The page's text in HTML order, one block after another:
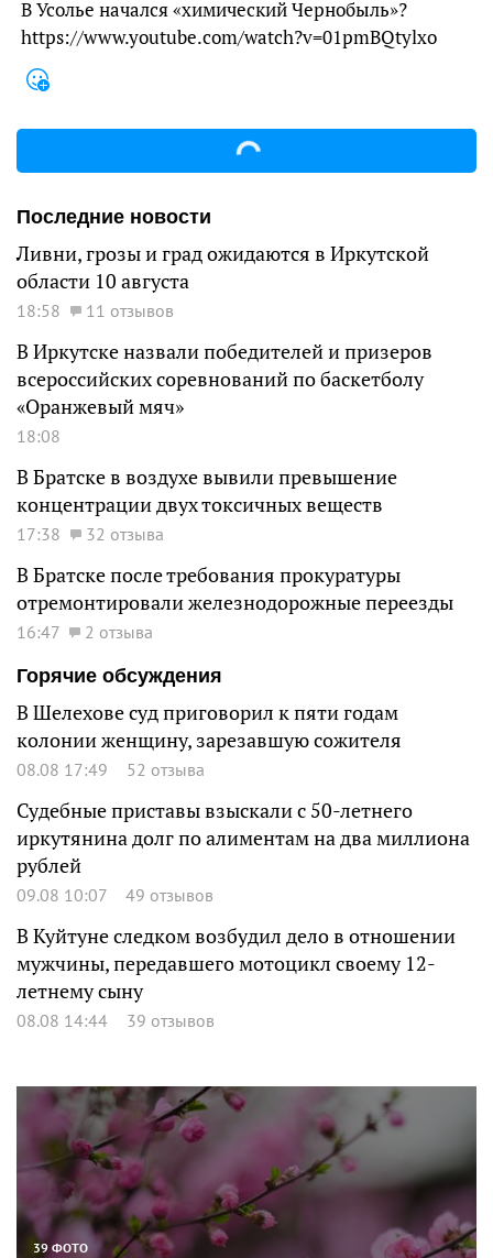
В Усолье начался «химический Чернобыль»?
https://www.youtube.com/watch?v=01pmBQtylxo
Последние новости
Ливни, грозы и град ожидаются в Иркутской
области 10 августа
18:58 11 отзывов
В Иркутске назвали победителей и призеров
всероссийских соревнований по баскетболу
«Оранжевый мяч»
18:08
В Братске в воздухе вывили превышение
концентрации двух токсичных веществ
17:38 32 отзыва
В Братске после требования прокуратуры
отремонтировали железнодорожные переезды
16:47
2 отзыва
Горячие обсуждения
В Шелехове суд приговорил к пяти годам
колонии женщину, зарезавшую сожителя
08.08 17:49 52 отзыва
Судебные приставы взыскали с 50-летнего
иркутянина долг по алиментам на два миллиона
рублей
09.08 10:07 49 отзывов
В Куйтуне следком возбудил дело в отношении
мужчины, передавшего мотоцикл своему 12-
летнему сыну
08.08 14:44 39 отзывов
39 ФОТО